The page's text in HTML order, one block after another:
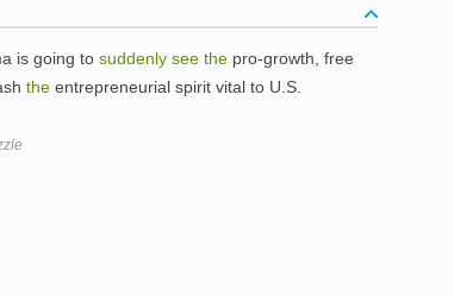
is going to suddenly see the pro-growth, free
the entrepreneurial spirit vital to U.S.